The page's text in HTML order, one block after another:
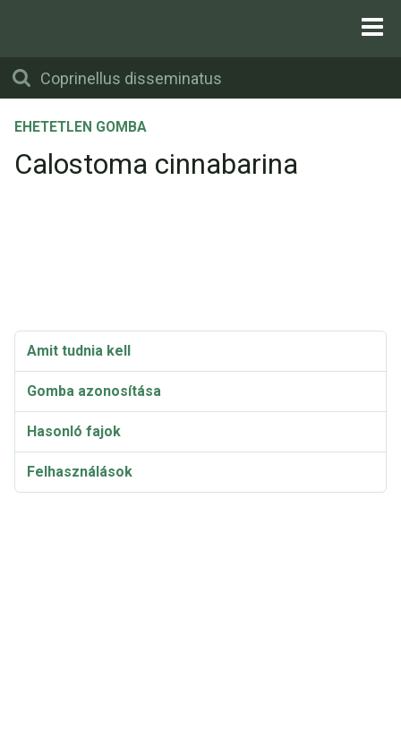
EHETETLEN GOMBA
Calostoma cinnabarina
Amit tudnia kell
Gomba azonosítása
Hasonló fajok
Felhasználások